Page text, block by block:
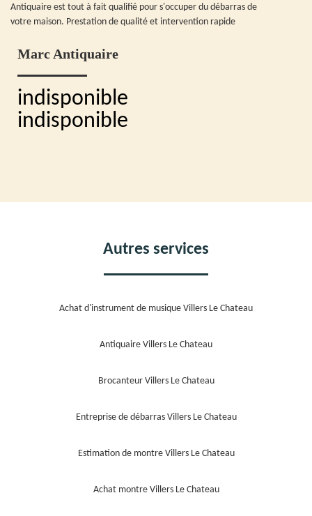
Antiquaire est tout à fait qualifié pour s'occuper du débarras de
votre maison. Prestation de qualité et intervention rapide
Marc Antiquaire
indisponible
indisponible
Autres services
Achat d'instrument de musique Villers Le Chateau
Antiquaire Villers Le Chateau
Brocanteur Villers Le Chateau
Entreprise de débarras Villers Le Chateau
Estimation de montre Villers Le Chateau
Achat montre Villers Le Chateau